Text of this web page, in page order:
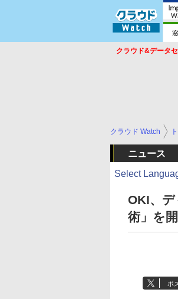
クラウド&データ
クラウド Watch
ニュース
Select
OKI、
術」を
ポ